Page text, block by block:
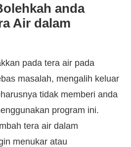
anda
Air dalam
pada tera air pada
masalah, mengalih keluar
tidak memberi anda
program ini.
tera air dalam
menukar atau